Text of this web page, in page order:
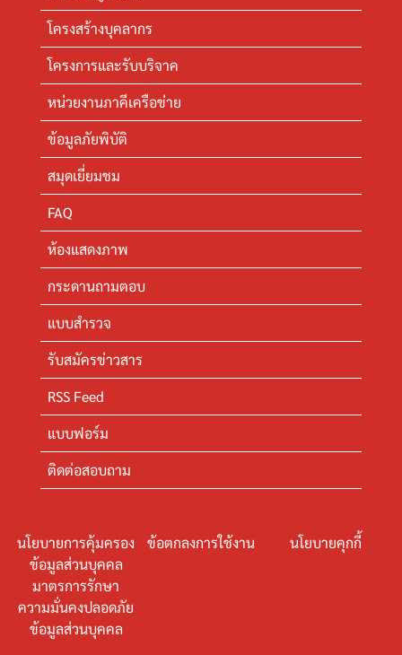
โครงสร้างบุคลากร
โครงการและรับบริจาค
หน่วยงานภาคีเครือข่าย
ข้อมูลภัยพิบัติ
สมุดเยี่ยมชม
FAQ
ห้องแสดงภาพ
กระดานถามตอบ
แบบสำรวจ
รับสมัครข่าวสาร
RSS Feed
แบบฟอร์ม
ติดต่อสอบถาม
นโยบายการคุ้มครอง
ข้อมูลส่วนบุคคล
ข้อตกลงการใช้งาน นโยบายคุกกี้
มาตรการรักษา
ความมั่นคงปลอดภัย
ข้อมูลส่วนบุคคล